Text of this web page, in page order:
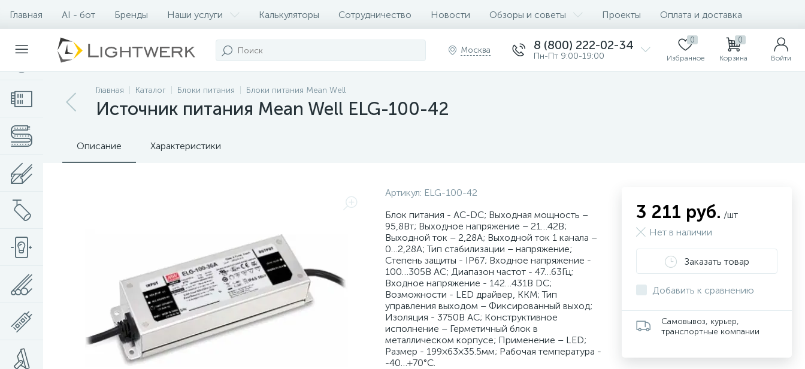
Главная AI - бот Бренды Наши услуги Калькуляторы Сотрудничество Новости Обзоры и советы Проекты Оплата и доставка
Контакты
Москва 8 (800) 222-02-34
Пн-Пт 9:00-19:00
0
Избранное
0
Корзина Войти
Главная Каталог Блоки питания Блоки питания Mean Well
Источник питания Mean Well ELG-100-42
Описание Характеристики
Артикул: ELG-100-42
Блок питания - AC-DC; Выходная мощность –
95,8Вт; Выходное напряжение – 21…42В;
Выходной ток – 2,28А; Выходной ток 1 канала –
0…2,28А; Тип стабилизации – напряжение;
Степень защиты - IP67; Входное напряжение -
100…305В AC; Диапазон частот - 47…63Гц;
Входное напряжение - 142…431В DC;
Возможности - LED драйвер, ККМ; Тип
управления выходом – Фиксированный выход;
Изоляция - 3750В AC; Конструктивное
исполнение – Герметичный блок в
металлическом корпусе; Применение – LED;
Размер - 199×63×35.5мм; Рабочая температура -
-40…+70°С.
3 211 руб. /шт
Нет в наличии
Заказать товар
Добавить к сравнению
Самовывоз, курьер,
транспортные компании